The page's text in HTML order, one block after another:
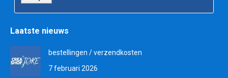
Laatste nieuws
bestellingen / verzendkosten
7 februari 2026